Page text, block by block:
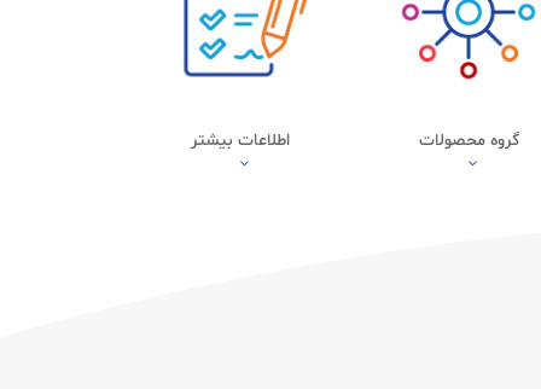
اطلاعات بیشتر
3
گروه محصولات
3